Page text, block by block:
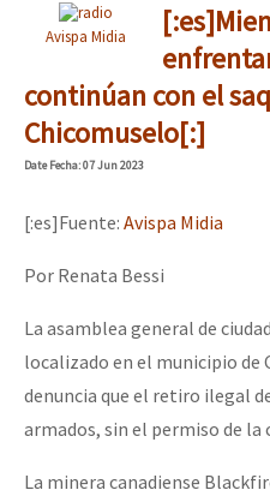
Avispa Midia
continúan con el
Chicomuselo[:]
DateFecha: 07 Jun 2023
[:es]Fuente: Avispa Midia
Por Renata Bessi
La asamblea general de
localizado en el municipio de
denuncia que el retiro ilegal
armados, sin el permiso de la
La minera canadiense